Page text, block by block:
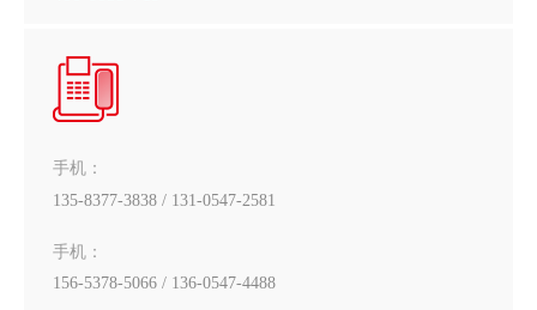
手机：
135-8377-3838 / 131-0547-2581
手机：
156-5378-5066 / 136-0547-4488